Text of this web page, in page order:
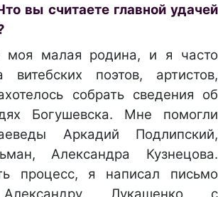
вы считаете главной удачей
моя малая родина, и я часто
витебских поэтов, артистов,
собрать сведения об
Богушевска. Мне помогли
Аркадий Подлипский,
Александра Кузнецова.
процесс, я написал письмо